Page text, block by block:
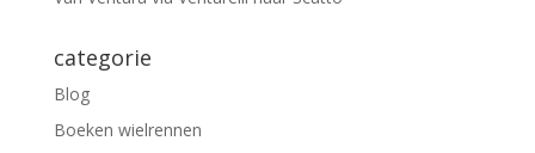
categorie
Blog
Boeken wielrennen